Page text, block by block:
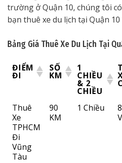
trường ở Quận 10, chúng tôi
bạn thuê xe du lịch tại Quận 10
Bảng Giá Thuê Xe Du Lịch Tại
ĐIỂM
ĐI
SỐ
KM
1
CHIỀU
& 2
CHIỀU
ĐIỂM
ĐI
SỐ
KM
1
CHIỀU
Thuê
Xe
TPHCM
Đi
Vũng
Tàu
90
KM
1 Chiều